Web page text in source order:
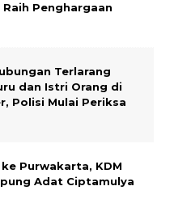
Penghargaan
Terlarang
dan Istri Orang di
Polisi Mulai Periksa
Purwakarta, KDM
Adat Ciptamulya